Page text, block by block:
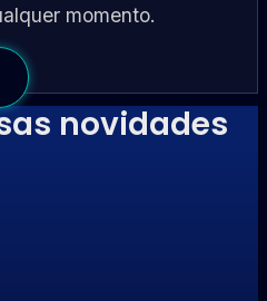
momento.
novidades